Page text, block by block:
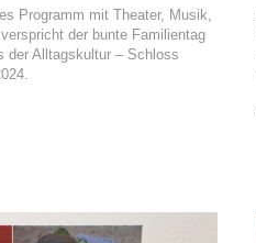
Programm mit Theater, Musik,
der bunte Familientag
der Alltagskultur – Schloss